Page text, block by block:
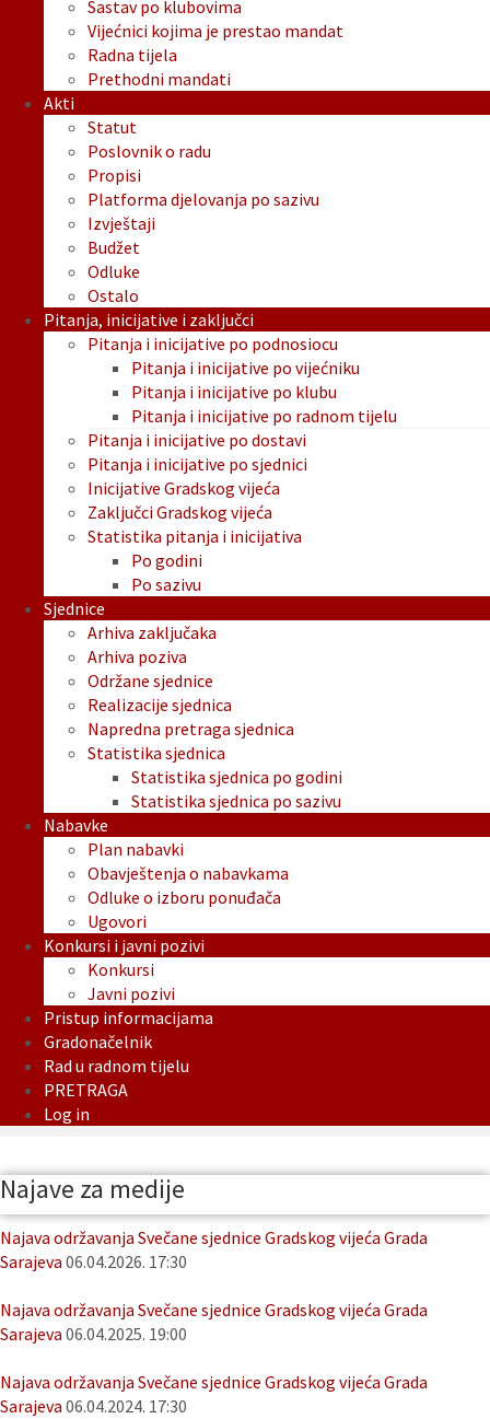
Sastav po klubovima
Vijećnici kojima je prestao mandat
Radna tijela
Prethodni mandati
Akti
Statut
Poslovnik o radu
Propisi
Platforma djelovanja po sazivu
Izvještaji
Budžet
Odluke
Ostalo
Pitanja, inicijative i zaključci
Pitanja i inicijative po podnosiocu
Pitanja i inicijative po vijećniku
Pitanja i inicijative po klubu
Pitanja i inicijative po radnom tijelu
Pitanja i inicijative po dostavi
Pitanja i inicijative po sjednici
Inicijative Gradskog vijeća
Zaključci Gradskog vijeća
Statistika pitanja i inicijativa
Po godini
Po sazivu
Sjednice
Arhiva zaključaka
Arhiva poziva
Održane sjednice
Realizacije sjednica
Napredna pretraga sjednica
Statistika sjednica
Statistika sjednica po godini
Statistika sjednica po sazivu
Nabavke
Plan nabavki
Obavještenja o nabavkama
Odluke o izboru ponuđača
Ugovori
Konkursi i javni pozivi
Konkursi
Javni pozivi
Pristup informacijama
Gradonačelnik
Rad u radnom tijelu
PRETRAGA
Log in
Najave za medije
Najava održavanja Svečane sjednice Gradskog vijeća Grada
Sarajeva 06.04.2026. 17:30
Najava održavanja Svečane sjednice Gradskog vijeća Grada
Sarajeva 06.04.2025. 19:00
Najava održavanja Svečane sjednice Gradskog vijeća Grada
Sarajeva 06.04.2024. 17:30